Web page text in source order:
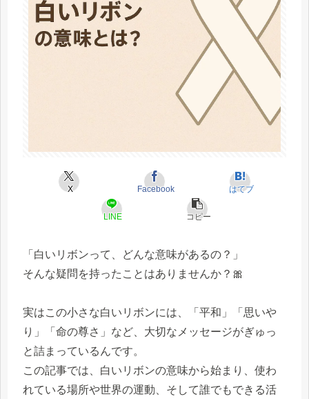
X Facebook はてブ
LINE コピー
「白いリボンって、どんな意味があるの？」
そんな疑問を持ったことはありませんか？🎀
実はこの小さな白いリボンには、「平和」「思いや
り」「命の尊さ」など、大切なメッセージがぎゅっ
と詰まっているんです。
この記事では、白いリボンの意味から始まり、使わ
れている場所や世界の運動、そして誰でもできる活